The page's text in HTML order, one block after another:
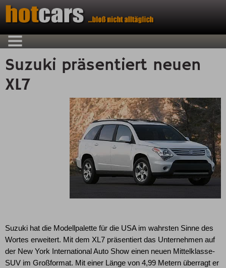
Suzuki präsentiert neuen
XL7
Suzuki hat die Modellpalette für die USA im wahrsten Sinne des
Wortes erweitert. Mit dem XL7 präsentiert das Unternehmen auf
der New York International Auto Show einen neuen Mittelklasse-
SUV im Großformat. Mit einer Länge von 4,99 Metern überragt er